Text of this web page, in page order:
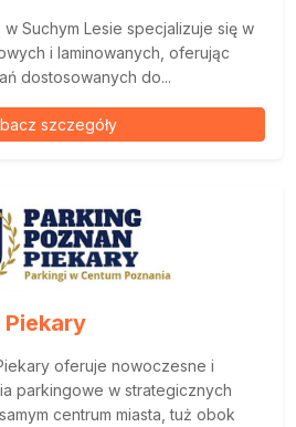
Suchym Lesie specjalizuje się w
i laminowanych, oferując
dostosowanych do...
szczegóły
Piekary
oferuje nowoczesne i
parkingowe w strategicznych
centrum miasta, tuż obok